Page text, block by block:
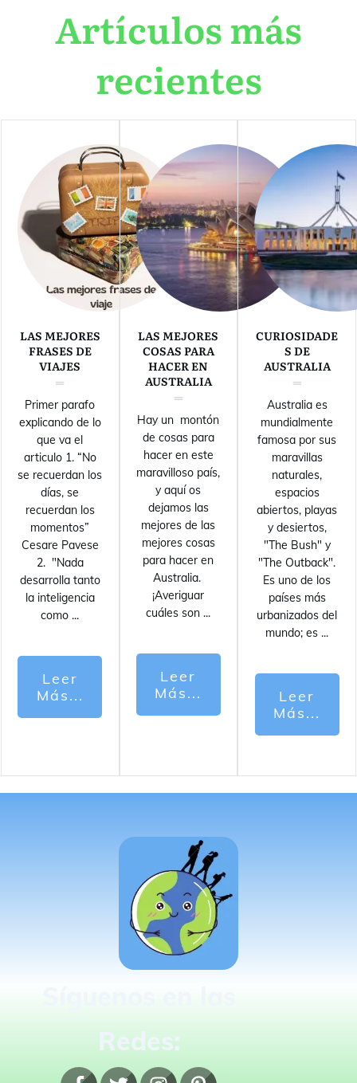
Artículos más
recientes
LAS MEJORES
FRASES DE
VIAJES
Primer parafo
explicando de lo
que va el
articulo 1. “No
se recuerdan los
días, se
recuerdan los
momentos”
Cesare Pavese
2. "Nada
desarrolla tanto
la inteligencia
como ...
Leer
Más...
LAS MEJORES
COSAS PARA
HACER EN
AUSTRALIA
Hay un montón
de cosas para
hacer en este
maravilloso país,
y aquí os
dejamos las
mejores de las
mejores cosas
para hacer en
Australia.
¡Averiguar
cuáles son ...
Leer
Más...
CURIOSIDADE
S DE
AUSTRALIA
Australia es
mundialmente
famosa por sus
maravillas
naturales,
espacios
abiertos, playas
y desiertos,
"The Bush" y
"The Outback".
Es uno de los
países más
urbanizados del
mundo; es ...
Leer
Más...
Redes: